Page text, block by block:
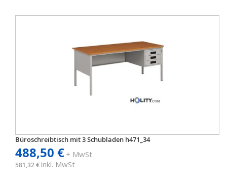
Büroschreibtisch mit 3 Schubladen h471_34
488,50 €+ MwSt
581,32 € inkl. MwSt